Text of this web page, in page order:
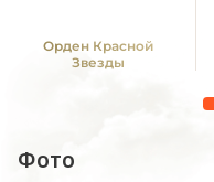
Орден Красной
Звезды
Фото